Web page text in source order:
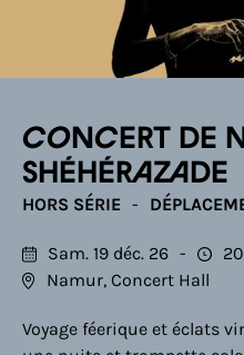
Concert de
Shéhérazade
HORS SÉRIE
Sam. 19 déc. 26
Namur, Concert Hall
Voyage féerique et éclats